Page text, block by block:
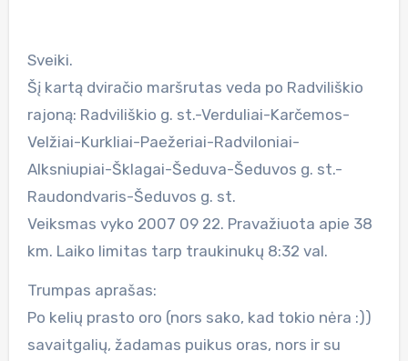
Sveiki.
Šį kartą dviračio maršrutas veda po Radviliškio
rajoną: Radviliškio g. st.-Verduliai-Karčemos-
Velžiai-Kurkliai-Paežeriai-Radviloniai-
Alksniupiai-Šklagai-Šeduva-Šeduvos g. st.-
Raudondvaris-Šeduvos g. st.
Veiksmas vyko 2007 09 22. Pravažiuota apie 38
km. Laiko limitas tarp traukinukų 8:32 val.
Trumpas aprašas:
Po kelių prasto oro (nors sako, kad tokio nėra :))
savaitgalių, žadamas puikus oras, nors ir su